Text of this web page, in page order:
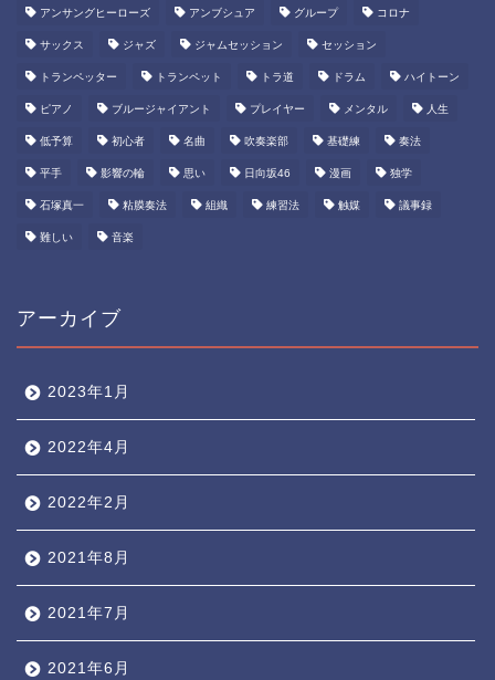
アンサングヒーローズ アンブシュア グループ コロナ
サックス ジャズ ジャムセッション セッション
トランペッター トランペット トラ道 ドラム ハイトーン
ピアノ ブルージャイアント プレイヤー メンタル 人生
低予算 初心者 名曲 吹奏楽部 基礎練 奏法
平手 影響の輪 思い 日向坂46 漫画 独学
石塚真一 粘膜奏法 組織 練習法 触媒 議事録
難しい 音楽
アーカイブ
2023年1月
2022年4月
2022年2月
2021年8月
2021年7月
2021年6月